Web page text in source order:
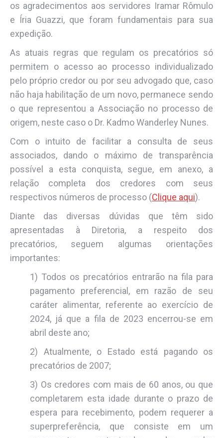
os agradecimentos aos servidores Iramar Rômulo
e Íria Guazzi, que foram fundamentais para sua
expedição.
As atuais regras que regulam os precatórios só
permitem o acesso ao processo individualizado
pelo próprio credor ou por seu advogado que, caso
não haja habilitação de um novo, permanece sendo
o que representou a Associação no processo de
origem, neste caso o Dr. Kadmo Wanderley Nunes.
Com o intuito de facilitar a consulta de seus
associados, dando o máximo de transparência
possível a esta conquista, segue, em anexo, a
relação completa dos credores com seus
respectivos números de processo (Clique aqui).
Diante das diversas dúvidas que têm sido
apresentadas à Diretoria, a respeito dos
precatórios, seguem algumas orientações
importantes:
1) Todos os precatórios entrarão na fila para
pagamento preferencial, em razão de seu
caráter alimentar, referente ao exercício de
2024, já que a fila de 2023 encerrou-se em
abril deste ano;
2) Atualmente, o Estado está pagando os
precatórios de 2007;
3) Os credores com mais de 60 anos, ou que
completarem esta idade durante o prazo de
espera para recebimento, podem requerer a
superpreferência, que consiste em um